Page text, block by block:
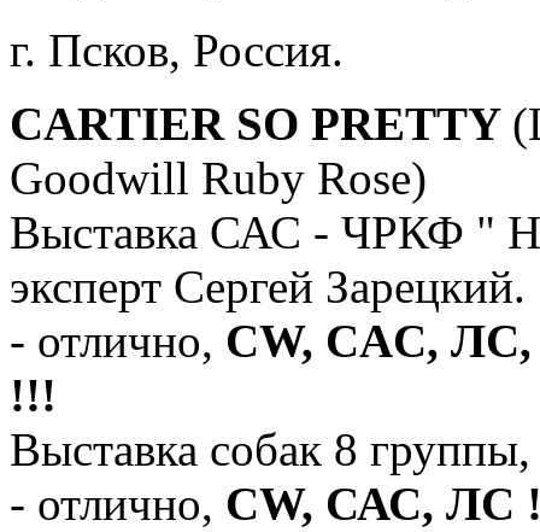
г. Псков, Россия.
СARTIER SO PRETTY
Goodwill Ruby Rose)
Выставка САС - ЧРКФ "
эксперт Сергей Зарецкий.
- отлично, CW, CAC,
!!!
Выставка собак 8
- отлично, CW, САС, ЛС